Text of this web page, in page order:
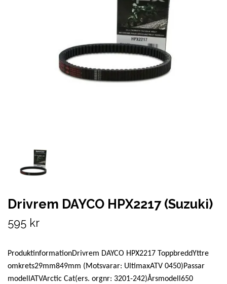
Drivrem DAYCO HPX2217 (Suzuki)
595 kr
ProduktinformationDrivrem DAYCO HPX2217 ToppbreddYttre
omkrets29mm849mm (Motsvarar: UltimaxATV 0450)Passar
modellATVArctic Cat(ers. orgnr: 3201-242)Årsmodell650